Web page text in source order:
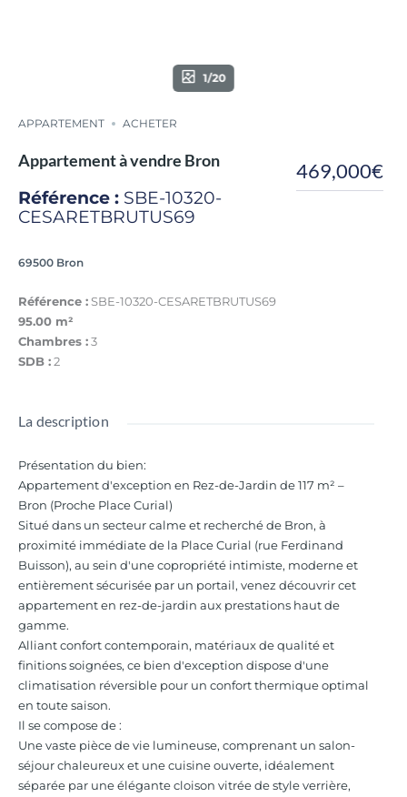
1/20
APPARTEMENT ACHETER
Appartement à vendre Bron
Référence : SBE-10320-
CESARETBRUTUS69
69500 Bron
Référence : SBE-10320-CESARETBRUTUS69
95.00 m²
Chambres :3
SDB :2
469,000€
La description
Présentation du bien:
Appartement d'exception en Rez-de-Jardin de 117 m² –
Bron (Proche Place Curial)
Situé dans un secteur calme et recherché de Bron, à
proximité immédiate de la Place Curial (rue Ferdinand
Buisson), au sein d'une copropriété intimiste, moderne et
entièrement sécurisée par un portail, venez découvrir cet
appartement en rez-de-jardin aux prestations haut de
gamme.
Alliant confort contemporain, matériaux de qualité et
finitions soignées, ce bien d'exception dispose d'une
climatisation réversible pour un confort thermique optimal
en toute saison.
Il se compose de :
Une vaste pièce de vie lumineuse, comprenant un salon-
séjour chaleureux et une cuisine ouverte, idéalement
séparée par une élégante cloison vitrée de style verrière,